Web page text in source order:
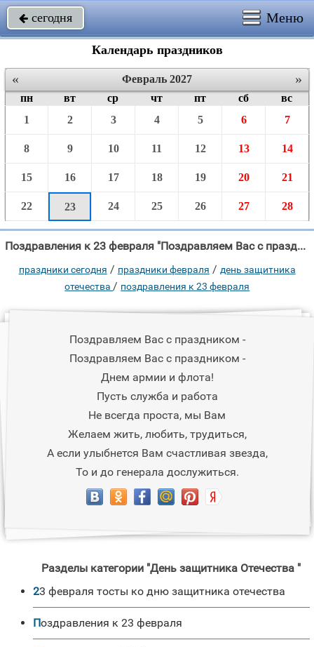
 сегодня Меню
Календарь праздников
« »
Февраль 2027
пн
вт ср чт пт сб
вс
1
2 3 4 5 6 7
8 9 10 11 12 13 14
15 16 17 18 19 20 21
22 23 24 25 26 27 28
Поздравления к 23 февраля "Поздравляем Вас с праздником - Поздравляем Вас с праздником - Днем армии и"
праздники сегодня / праздники февраля / день защитника
отечества / поздравления к 23 февраля
Поздравляем Вас с праздником -
Поздравляем Вас с праздником -
Днем армии и флота!
Пусть служба и работа
Не всегда проста, мы Вам
Желаем жить, любить, трудиться,
А если улыбнется Вам счастливая звезда,
То и до генерала дослужиться.
Разделы категории "День защитника Отечества "
23 февраля тосты ко дню защитника отечества
Поздравления к 23 февраля